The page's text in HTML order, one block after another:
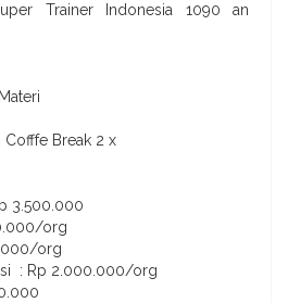
Trainer Indonesia 1090 an
Cofffe Break 2 x
3.500.000
org
org
: Rp 2.000.000/org